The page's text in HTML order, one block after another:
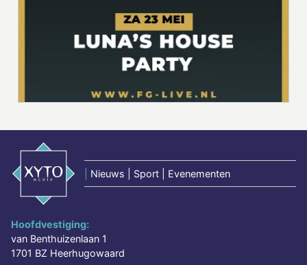
Nieuws | Sport | Evenementen
Hoofdvestiging:
van Benthuizenlaan 1
1701 BZ Heerhugowaard